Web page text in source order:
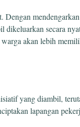
Dengan
dikeluarkan secara
akan lebih
yang diambil,
lapangan